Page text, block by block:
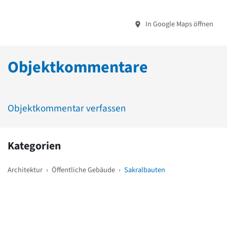
In Google Maps öffnen
Objektkommentare
Objektkommentar verfassen
Kategorien
Architektur › Öffentliche Gebäude › Sakralbauten